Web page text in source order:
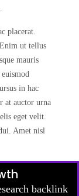
placerat.
ut tellus
mauris
in hac
at auctor urna
eget velit.
Amet nisl
backlink